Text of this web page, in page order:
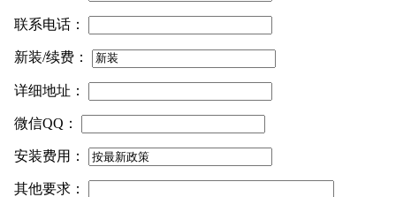
联系电话：
新装/续费：
详细地址：
微信QQ：
安装费用：
其他要求：